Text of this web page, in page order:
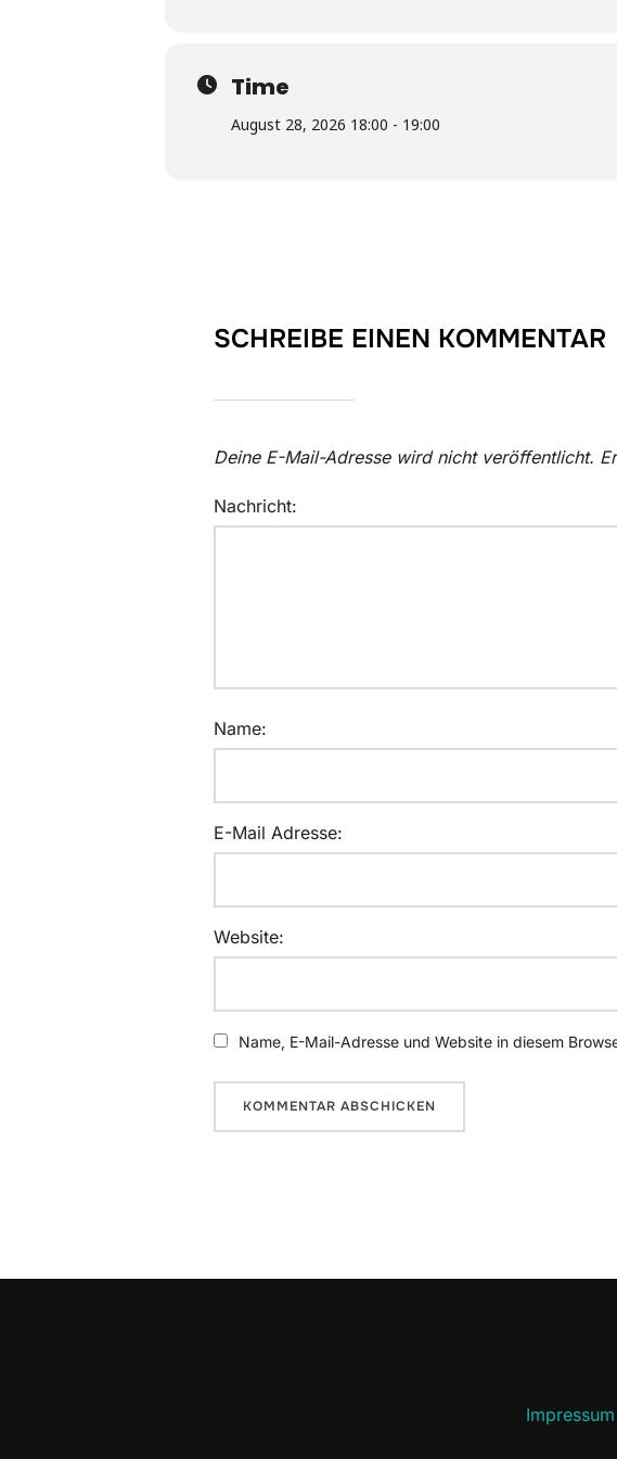
Time
August 28, 2026 18:00 - 19:00
SCHREIBE EINEN KOMMENTAR
Deine E-Mail-Adresse wird nicht veröffentlicht.
Nachricht:
Name:
E-Mail Adresse:
Website:
Name, E-Mail-Adresse und Website in diesem
Impressum